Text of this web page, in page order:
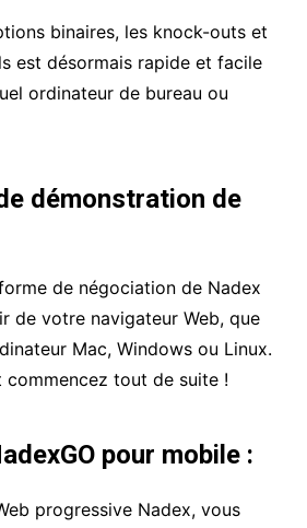
binaires, les knock-outs et
est désormais rapide et facile
ordinateur de bureau ou
démonstration de
de négociation de Nadex
de votre navigateur Web, que
Mac, Windows ou Linux.
tout de suite !
pour mobile :
progressive Nadex, vous